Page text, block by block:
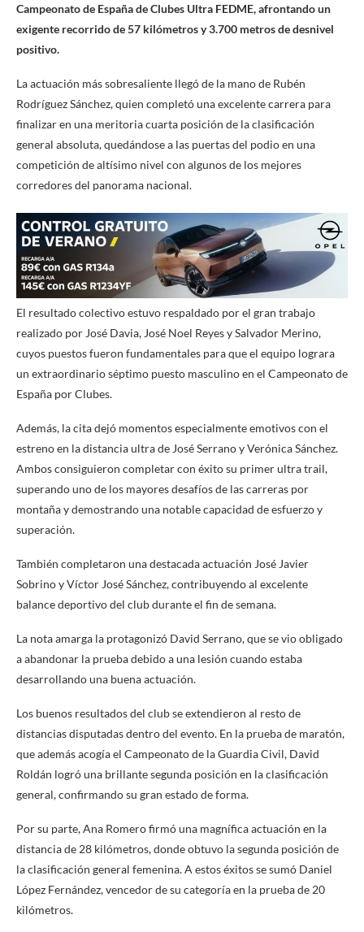
Campeonato de España de Clubes Ultra FEDME, afrontando un
exigente recorrido de 57 kilómetros y 3.700 metros de desnivel
positivo.
La actuación más sobresaliente llegó de la mano de Rubén
Rodríguez Sánchez, quien completó una excelente carrera para
finalizar en una meritoria cuarta posición de la clasificación
general absoluta, quedándose a las puertas del podio en una
competición de altísimo nivel con algunos de los mejores
corredores del panorama nacional.
El resultado colectivo estuvo respaldado por el gran trabajo
realizado por José Davia, José Noel Reyes y Salvador Merino,
cuyos puestos fueron fundamentales para que el equipo lograra
un extraordinario séptimo puesto masculino en el Campeonato de
España por Clubes.
Además, la cita dejó momentos especialmente emotivos con el
estreno en la distancia ultra de José Serrano y Verónica Sánchez.
Ambos consiguieron completar con éxito su primer ultra trail,
superando uno de los mayores desafíos de las carreras por
montaña y demostrando una notable capacidad de esfuerzo y
superación.
También completaron una destacada actuación José Javier
Sobrino y Víctor José Sánchez, contribuyendo al excelente
balance deportivo del club durante el fin de semana.
La nota amarga la protagonizó David Serrano, que se vio obligado
a abandonar la prueba debido a una lesión cuando estaba
desarrollando una buena actuación.
Los buenos resultados del club se extendieron al resto de
distancias disputadas dentro del evento. En la prueba de maratón,
que además acogía el Campeonato de la Guardia Civil, David
Roldán logró una brillante segunda posición en la clasificación
general, confirmando su gran estado de forma.
Por su parte, Ana Romero firmó una magnífica actuación en la
distancia de 28 kilómetros, donde obtuvo la segunda posición de
la clasificación general femenina. A estos éxitos se sumó Daniel
López Fernández, vencedor de su categoría en la prueba de 20
kilómetros.